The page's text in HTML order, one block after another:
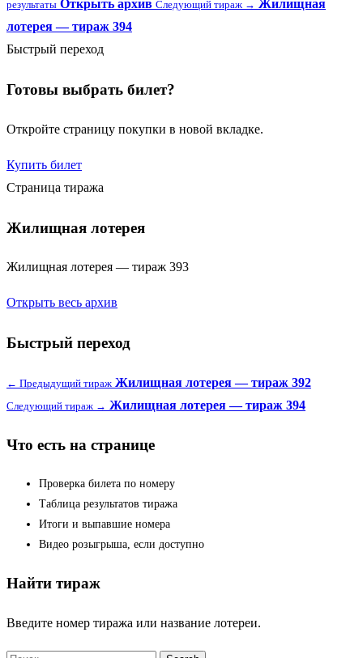
результаты Открыть архив Следующий тираж → Жилищная
лотерея — тираж 394
Быстрый переход
Готовы выбрать билет?
Откройте страницу покупки в новой вкладке.
Купить билет
Страница тиража
Жилищная лотерея
Жилищная лотерея — тираж 393
Открыть весь архив
Быстрый переход
← Предыдущий тираж Жилищная лотерея — тираж 392
Следующий тираж → Жилищная лотерея — тираж 394
Что есть на странице
Проверка билета по номеру
Таблица результатов тиража
Итоги и выпавшие номера
Видео розыгрыша, если доступно
Найти тираж
Введите номер тиража или название лотереи.